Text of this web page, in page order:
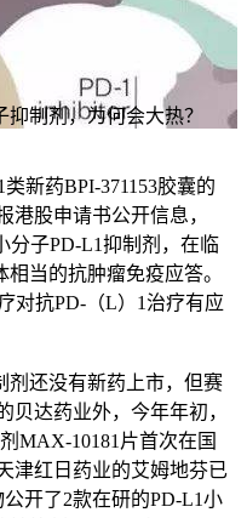
制剂，为何会大热？
新药BPI-371153胶囊的
港股申请书公开信息，
分子PD-L1抑制剂，在临
当的抗肿瘤免疫应答。
对抗PD-（L）1治疗有应
剂还没有新药上市，但赛
贝达药业外，今年年初，
MAX-10181片首次在国
津红日药业的艾姆地芬已
开了2款在研的PD-L1小